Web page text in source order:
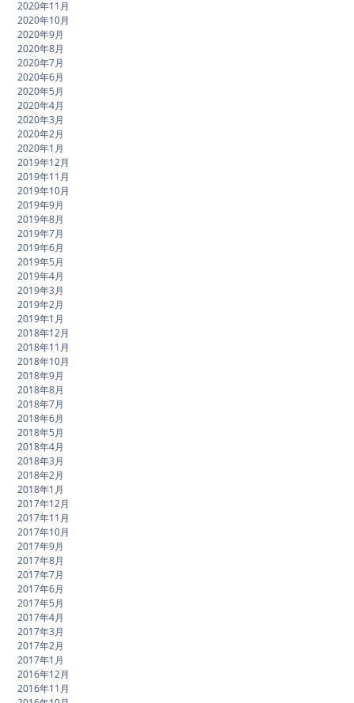
2020年11月
2020年10月
2020年9月
2020年8月
2020年7月
2020年6月
2020年5月
2020年4月
2020年3月
2020年2月
2020年1月
2019年12月
2019年11月
2019年10月
2019年9月
2019年8月
2019年7月
2019年6月
2019年5月
2019年4月
2019年3月
2019年2月
2019年1月
2018年12月
2018年11月
2018年10月
2018年9月
2018年8月
2018年7月
2018年6月
2018年5月
2018年4月
2018年3月
2018年2月
2018年1月
2017年12月
2017年11月
2017年10月
2017年9月
2017年8月
2017年7月
2017年6月
2017年5月
2017年4月
2017年3月
2017年2月
2017年1月
2016年12月
2016年11月